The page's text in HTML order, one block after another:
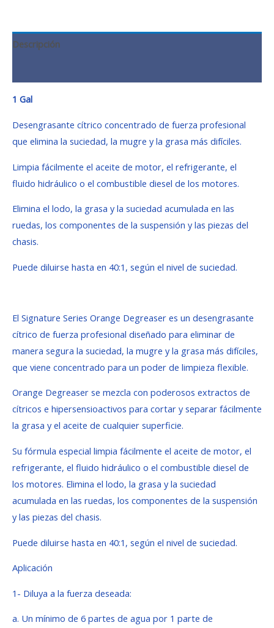
Descripción
1 Gal
Desengrasante cítrico concentrado de fuerza profesional
que elimina la suciedad, la mugre y la grasa más difíciles.
Limpia fácilmente el aceite de motor, el refrigerante, el
fluido hidráulico o el combustible diesel de los motores.
Elimina el lodo, la grasa y la suciedad acumulada en las
ruedas, los componentes de la suspensión y las piezas del
chasis.
Puede diluirse hasta en 40:1, según el nivel de suciedad.
El Signature Series Orange Degreaser es un desengrasante
cítrico de fuerza profesional diseñado para eliminar de
manera segura la suciedad, la mugre y la grasa más difíciles,
que viene concentrado para un poder de limpieza flexible.
Orange Degreaser se mezcla con poderosos extractos de
cítricos e hipersensioactivos para cortar y separar fácilmente
la grasa y el aceite de cualquier superficie.
Su fórmula especial limpia fácilmente el aceite de motor, el
refrigerante, el fluido hidráulico o el combustible diesel de
los motores. Elimina el lodo, la grasa y la suciedad
acumulada en las ruedas, los componentes de la suspensión
y las piezas del chasis.
Puede diluirse hasta en 40:1, según el nivel de suciedad.
Aplicación
1- Diluya a la fuerza deseada:
a. Un mínimo de 6 partes de agua por 1 parte de